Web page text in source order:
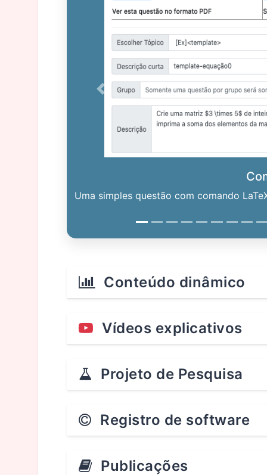
Uma simples questão com comando
Previous
Conteúdo dinâmico
Vídeos explicativos
Projeto de Pesquisa
Registro de software
Publicações